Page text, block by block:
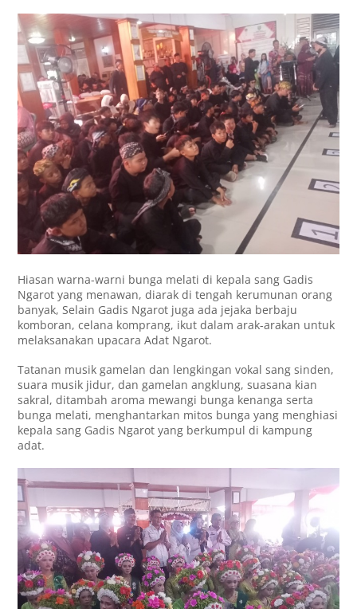
Hiasan warna-warni bunga melati di kepala sang Gadis
Ngarot yang menawan, diarak di tengah kerumunan orang
banyak, Selain Gadis Ngarot juga ada jejaka berbaju
komboran, celana komprang, ikut dalam arak-arakan untuk
melaksanakan upacara Adat Ngarot.
Tatanan musik gamelan dan lengkingan vokal sang sinden,
suara musik jidur, dan gamelan angklung, suasana kian
sakral, ditambah aroma mewangi bunga kenanga serta
bunga melati, menghantarkan mitos bunga yang menghiasi
kepala sang Gadis Ngarot yang berkumpul di kampung
adat.